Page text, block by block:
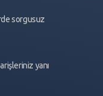
sorgusuz
yanı